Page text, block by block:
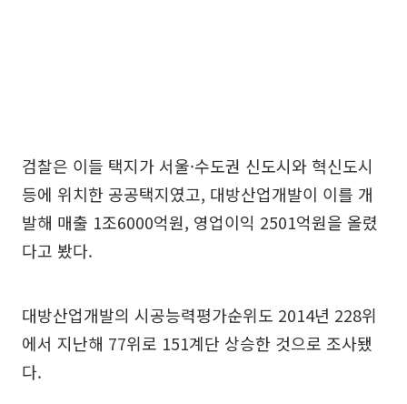
검찰은 이들 택지가 서울·수도권 신도시와 혁신도시
등에 위치한 공공택지였고, 대방산업개발이 이를 개
발해 매출 1조6000억원, 영업이익 2501억원을 올렸
다고 봤다.
대방산업개발의 시공능력평가순위도 2014년 228위
에서 지난해 77위로 151계단 상승한 것으로 조사됐
다.